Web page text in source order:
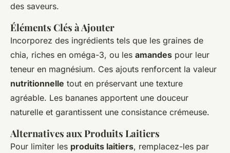
des saveurs.
Éléments Clés à Ajouter
Incorporez des ingrédients tels que les graines de
chia, riches en oméga-3, ou les amandes pour leur
teneur en magnésium. Ces ajouts renforcent la valeur
nutritionnelle tout en préservant une texture
agréable. Les bananes apportent une douceur
naturelle et garantissent une consistance crémeuse.
Alternatives aux Produits Laitiers
Pour limiter les produits laitiers, remplacez-les par